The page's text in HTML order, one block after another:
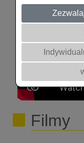
Wideo relacja z
stacji
Grodzisku k/
Filmy